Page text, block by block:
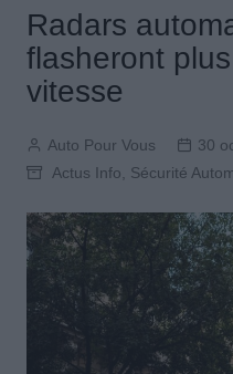
Radars
flasheront
vitesse
Auto Pour Vous 30
Actus Info, Sécurité